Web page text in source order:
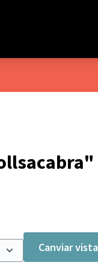
Canviar vista